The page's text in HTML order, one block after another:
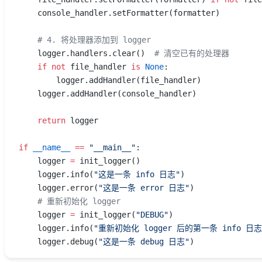
    console_handler.setFormatter(formatter)
    # 4. 将处理器添加到 logger
    logger.handlers.clear()
# 清空已有的处理器
    if
not file_handler is None:
        logger.addHandler(file_handler)
    logger.addHandler(console_handler)
    return
logger
if __name__ == "__main__" :
    logger
= init_logger()
    logger.info(
"这是一条 info 日志")
    logger.error(
"这是一条 error 日志")
    # 重新初始化 logger
    logger
= init_logger( "DEBUG")
    logger.info(
"重新初始化 logger 后的第一条 info 日
    logger.debug(
"这是一条 debug 日志")